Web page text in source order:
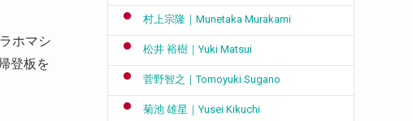
ホマシ
登板を
村上宗隆｜Munetaka Murakami
松井 裕樹｜Yuki Matsui
菅野智之｜Tomoyuki Sugano
菊池 雄星｜Yusei Kikuchi